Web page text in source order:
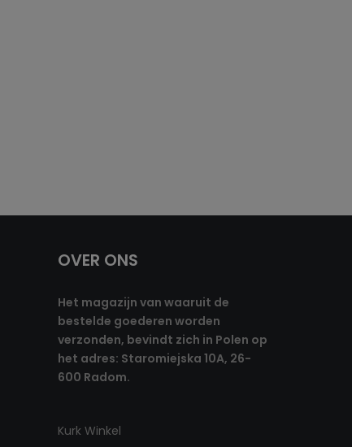
OVER ONS
Het magazijn van waaruit de
bestelde goederen worden
verzonden, bevindt zich in Polen op
het adres: Staromiejska 10A, 26-
600 Radom.
Kurk Winkel